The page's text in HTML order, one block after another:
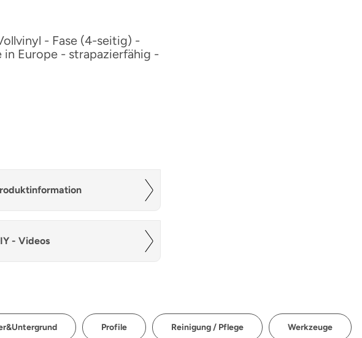
- Fase (4-seitig) -
Europe - strapazierfähig -
- Videos
Profile Reinigung / Pflege Werkzeuge